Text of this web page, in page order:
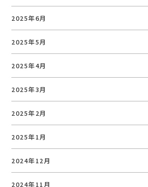
2025年6月
2025年5月
2025年4月
2025年3月
2025年2月
2025年1月
2024年12月
2024年11月